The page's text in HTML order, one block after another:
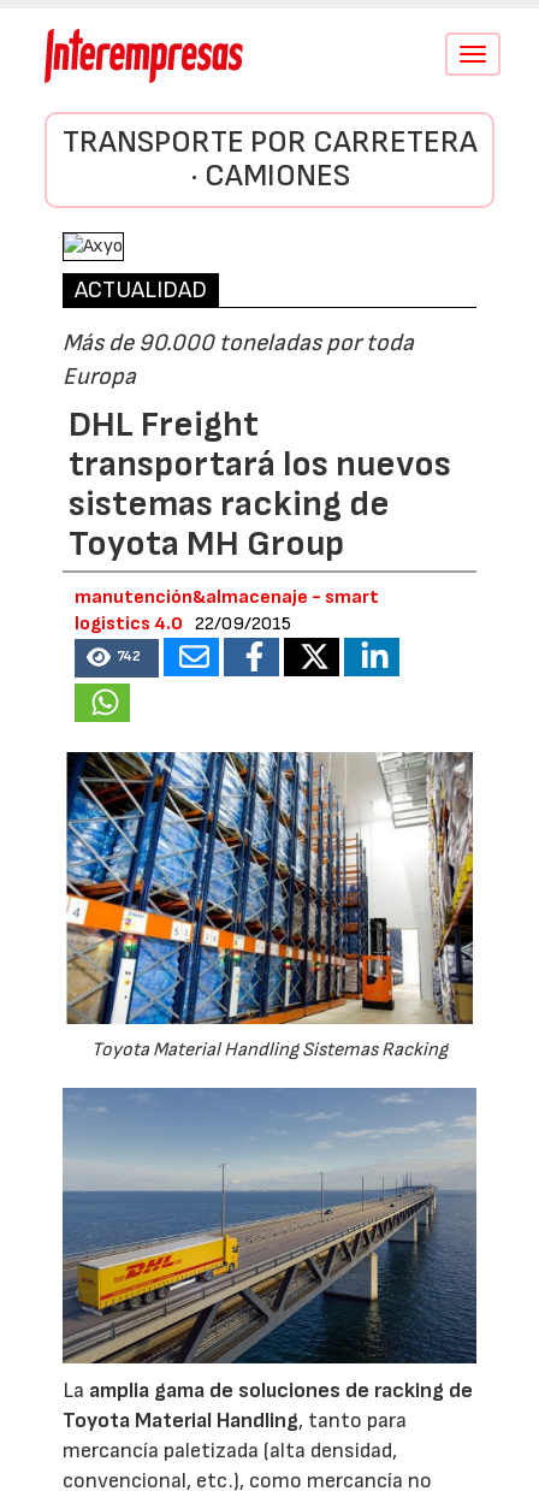
Conmutar
TRANSPORTE POR CARRETERA
· CAMIONES
ACTUALIDAD
Más de 90.000 toneladas por toda
Europa
DHL Freight
transportará los nuevos
sistemas racking de
Toyota MH Group
manutención&almacenaje - smart
logistics 4.0
22/09/2015
742
Toyota Material Handling Sistemas Racking
La amplia gama de soluciones de racking de
Toyota Material Handling, tanto para
mercancía paletizada (alta densidad,
convencional, etc.), como mercancía no